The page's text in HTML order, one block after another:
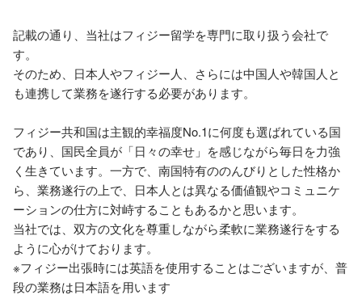
記載の通り、当社はフィジー留学を専門に取り扱う会社で
す。
そのため、日本人やフィジー人、さらには中国人や韓国人と
も連携して業務を遂行する必要があります。
フィジー共和国は主観的幸福度No.1に何度も選ばれている国
であり、国民全員が「日々の幸せ」を感じながら毎日を力強
く生きています。一方で、南国特有ののんびりとした性格か
ら、業務遂行の上で、日本人とは異なる価値観やコミュニケ
ーションの仕方に対峙することもあるかと思います。
当社では、双方の文化を尊重しながら柔軟に業務遂行をする
ように心がけております。
※フィジー出張時には英語を使用することはございますが、普
段の業務は日本語を用います